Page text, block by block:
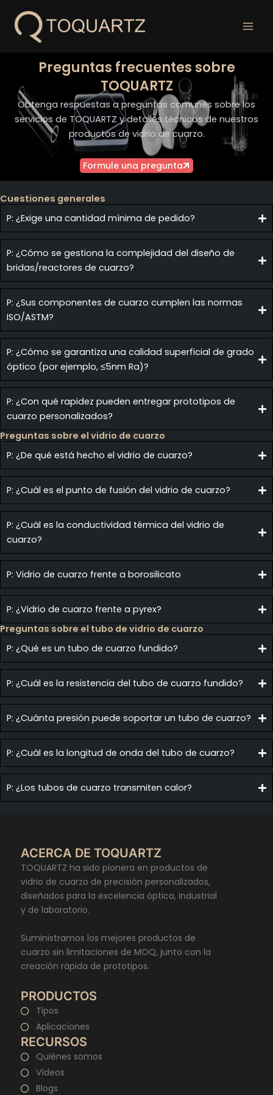
contenido
Preguntas frecuentes sobre
TOQUARTZ
Obtenga respuestas a preguntas comunes sobre los
servicios de TOQUARTZ y detalles técnicos de nuestros
productos de vidrio de cuarzo.
Formule una pregunta
Cuestiones generales
P: ¿Exige una cantidad mínima de pedido?
P: ¿Cómo se gestiona la complejidad del diseño de
bridas/reactores de cuarzo?
P: ¿Sus componentes de cuarzo cumplen las normas
ISO/ASTM?
P: ¿Cómo se garantiza una calidad superficial de grado
óptico (por ejemplo, ≤5nm Ra)?
P: ¿Con qué rapidez pueden entregar prototipos de
cuarzo personalizados?
Preguntas sobre el vidrio de cuarzo
P: ¿De qué está hecho el vidrio de cuarzo?
P: ¿Cuál es el punto de fusión del vidrio de cuarzo?
P: ¿Cuál es la conductividad térmica del vidrio de
cuarzo?
P: Vidrio de cuarzo frente a borosilicato
P: ¿Vidrio de cuarzo frente a pyrex?
Preguntas sobre el tubo de vidrio de cuarzo
P: ¿Qué es un tubo de cuarzo fundido?
P: ¿Cuál es la resistencia del tubo de cuarzo fundido?
P: ¿Cuánta presión puede soportar un tubo de cuarzo?
P: ¿Cuál es la longitud de onda del tubo de cuarzo?
P: ¿Los tubos de cuarzo transmiten calor?
ACERCA DE TOQUARTZ
TOQUARTZ ha sido pionera en productos de
vidrio de cuarzo de precisión personalizados,
diseñados para la excelencia óptica, industrial
y de laboratorio.
Suministramos los mejores productos de
cuarzo sin limitaciones de MOQ, junto con la
creación rápida de prototipos.
PRODUCTOS
Tipos
Aplicaciones
RECURSOS
Quiénes somos
Vídeos
Blogs